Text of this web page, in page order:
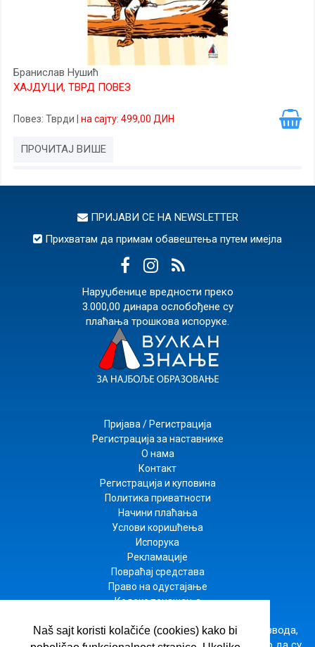
Naš sajt koristi kolačiće (cookies) kako bi
Бранислав Нушић
ХАЈДУЦИ, ТВРД ПОВЕЗ
Повез: Тврди на сајту: 499,00 ДИН
ПРОЧИТАЈ ВИШЕ
ПРИЈАВИ СЕ НА NEWSLETTER
Прихватам да примам обавештења путем имејла
Наруџбенице вредности преко
3.000,00 динара ослобођене су
плаћања трошкова испоруке.
Пријава / Регистрација
Регистрација за наставнике
О нама
Контакт
Регистрација и куповина
Политика приватности
Начини плаћања
Услови коришћења
Испорука
Рекламације
Повраћај средстава
Право на одустајање
Кодекс понашања
Настојимо да будемо што прецизнији у опису производа,